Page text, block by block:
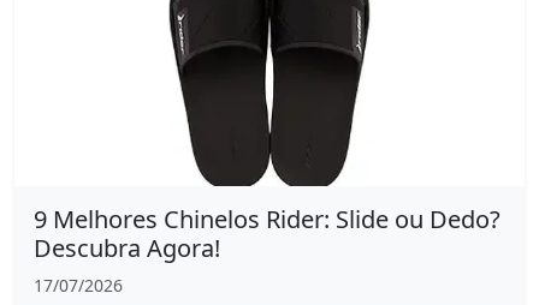
9 Melhores Chinelos Rider: Slide ou Dedo?
Descubra Agora!
17/07/2026